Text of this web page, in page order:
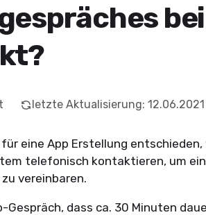
letzte Aktualisierung: 12.06.2021
für eine App Erstellung
telefonisch kontaktieren, um
vereinbaren.
Gespräch, dass ca. 30 Minuten